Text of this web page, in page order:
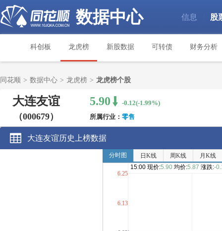
数据中心 信息 股
科创板 龙虎榜 新股数据 可转债 财务分析
同花顺 > 数据中心 > 龙虎榜 > 龙虎榜个股
大连友谊
（000679）
5.90
-0.12(-1.99%)
所属行业： 零售
大连友谊历史上榜数据